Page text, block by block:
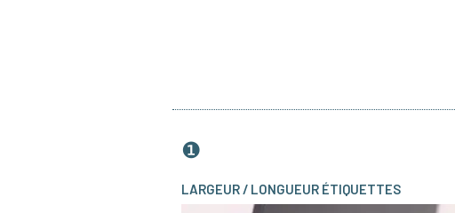
❶
LARGEUR / LONGUEUR ÉTIQUETTES